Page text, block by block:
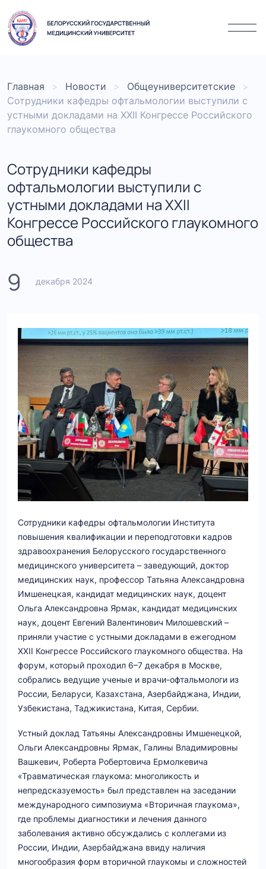
Главная Новости
Общеуниверситетские
Сотрудники кафедры офтальмологии выступили с
устными докладами на XXII Конгрессе Российского
глаукомного общества
Сотрудники кафедры
офтальмологии выступили с
устными докладами на XXII
Конгрессе Российского глаукомного
общества
9 декабря 2024
Сотрудники кафедры офтальмологии Института
повышения квалификации и переподготовки кадров
здравоохранения Белорусского государственного
медицинского университета – заведующий, доктор
медицинских наук, профессор Татьяна Александровна
Имшенецкая, кандидат медицинских наук, доцент
Ольга Александровна Ярмак, кандидат медицинских
наук, доцент Евгений Валентинович Милошевский –
приняли участие с устными докладами в ежегодном
XXII Конгрессе Российского глаукомного общества. На
форум, который проходил 6–7 декабря в Москве,
собрались ведущие ученые и врачи-офтальмологи из
России, Беларуси, Казахстана, Азербайджана, Индии,
Узбекистана, Таджикистана, Китая, Сербии.
Устный доклад Татьяны Александровны Имшенецкой,
Ольги Александровны Ярмак, Галины Владимировны
Вашкевич, Роберта Робертовича Ермолкевича
«Травматическая глаукома: многоликость и
непредсказуемость» был представлен на заседании
международного симпозиума «Вторичная глаукома»,
где проблемы диагностики и лечения данного
заболевания активно обсуждались с коллегами из
России, Индии, Азербайджана ввиду наличия
многообразия форм вторичной глаукомы и сложностей